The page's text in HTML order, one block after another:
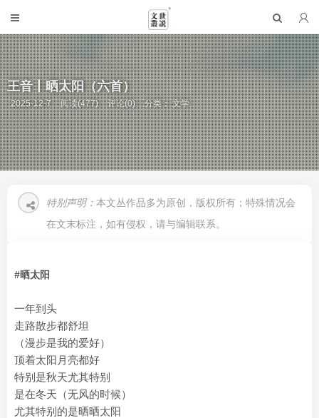
王音丨晒太阳（六首）
2025-12-7 阅读(477) 评论(0) 分类：文学
特别声明： 本文丛作品多为原创，版权所有；特殊情况会
在文末标注，如有侵权，请与编辑联系。
#晒太阳
一年到头
走路散步都舒坦
（漫步是我的爱好）
顶着太阳月亮都好
特别是秋天尤其特别
是在冬天（无风的时候）
尤其特别的是晒晒太阳